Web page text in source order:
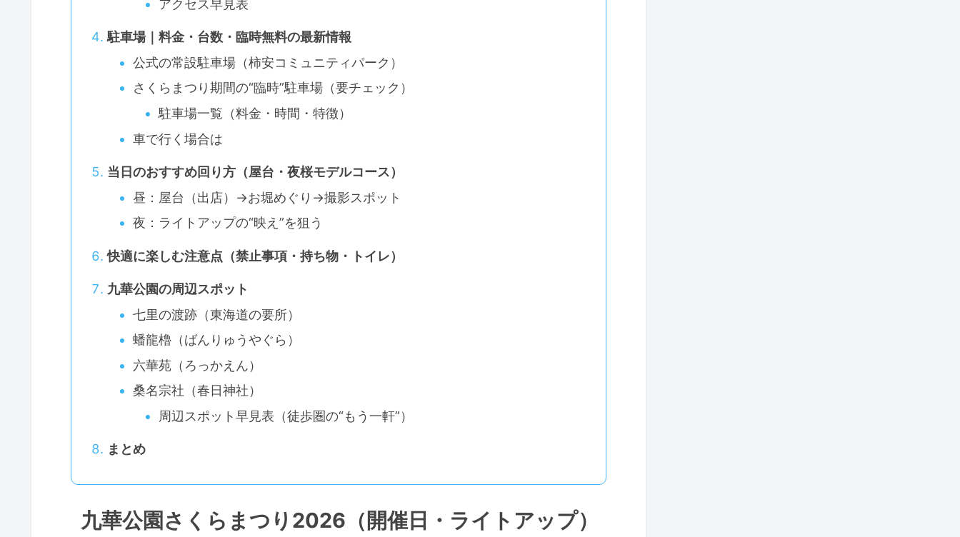
アクセス早見表
駐車場｜料金・台数・臨時無料の最新情報
公式の常設駐車場（柿安コミュニティパーク）
さくらまつり期間の“臨時”駐車場（要チェック）
駐車場一覧（料金・時間・特徴）
車で行く場合は
当日のおすすめ回り方（屋台・夜桜モデルコース）
昼：屋台（出店）→お堀めぐり→撮影スポット
夜：ライトアップの“映え”を狙う
快適に楽しむ注意点（禁止事項・持ち物・トイレ）
九華公園の周辺スポット
七里の渡跡（東海道の要所）
蟠龍櫓（ばんりゅうやぐら）
六華苑（ろっかえん）
桑名宗社（春日神社）
周辺スポット早見表（徒歩圏の“もう一軒”）
まとめ
九華公園さくらまつり2026（開催日・ライトアップ）